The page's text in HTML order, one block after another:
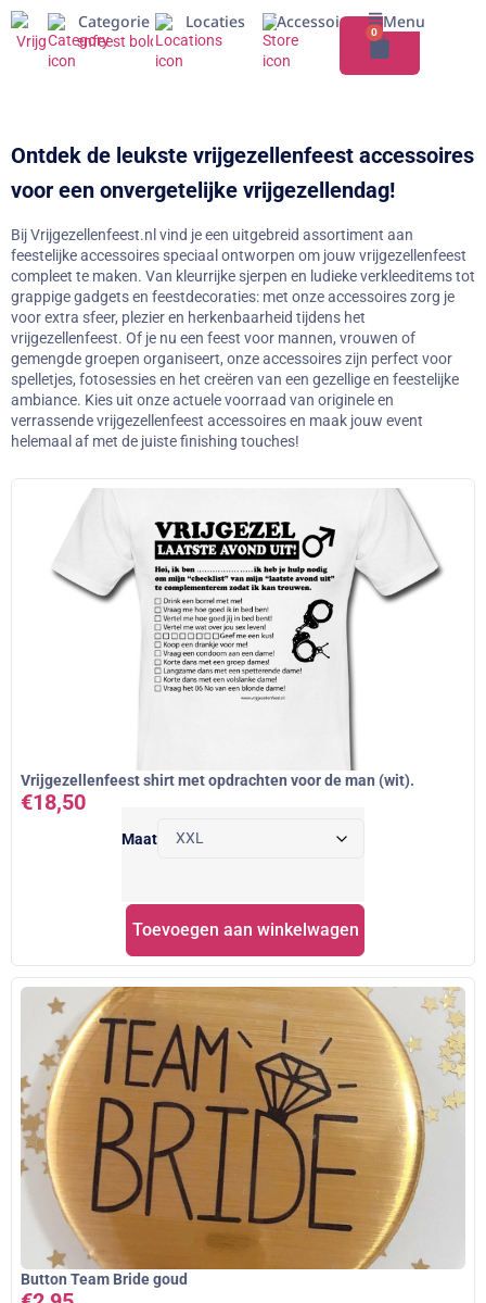
Categorie Locaties Accessoires
0
Menu
Ontdek de leukste vrijgezellenfeest accessoires
voor een onvergetelijke vrijgezellendag!
Bij Vrijgezellenfeest.nl vind je een uitgebreid assortiment aan
feestelijke accessoires speciaal ontworpen om jouw vrijgezellenfeest
compleet te maken. Van kleurrijke sjerpen en ludieke verkleeditems tot
grappige gadgets en feestdecoraties: met onze accessoires zorg je
voor extra sfeer, plezier en herkenbaarheid tijdens het
vrijgezellenfeest. Of je nu een feest voor mannen, vrouwen of
gemengde groepen organiseert, onze accessoires zijn perfect voor
spelletjes, fotosessies en het creëren van een gezellige en feestelijke
ambiance. Kies uit onze actuele voorraad van originele en
verrassende vrijgezellenfeest accessoires en maak jouw event
helemaal af met de juiste finishing touches!
Vrijgezellenfeest shirt met opdrachten voor de man (wit).
€18,50
Maat
Toevoegen aan winkelwagen
Button Team Bride goud